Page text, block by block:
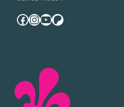
facebook
instagram
youtube
patreon